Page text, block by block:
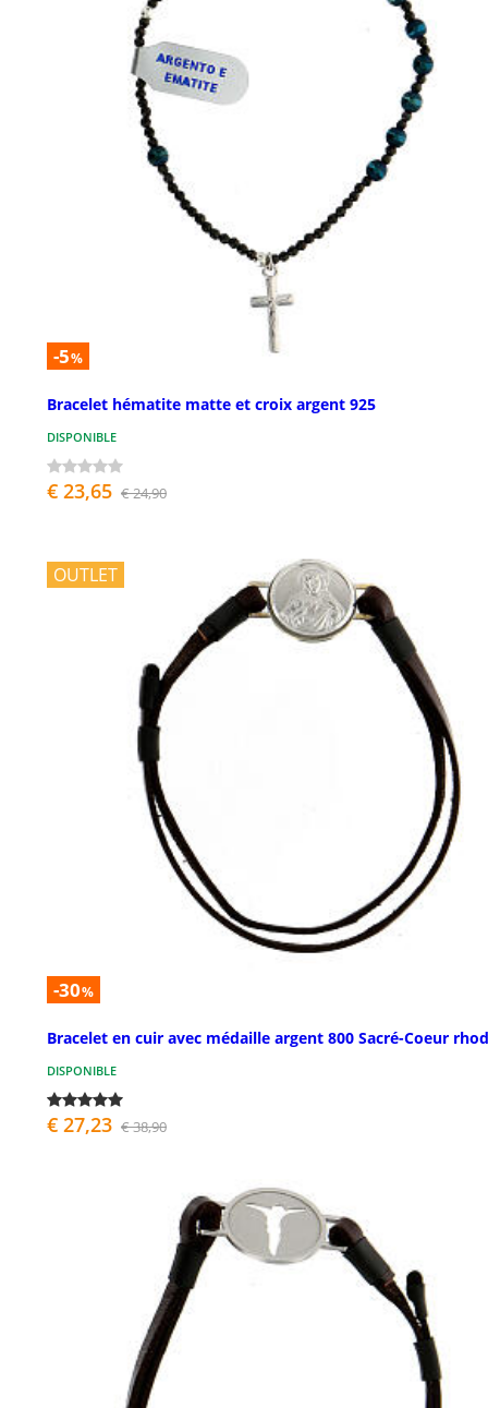
-5%
Bracelet hématite matte et croix argent 925
DISPONIBLE
€ 23,65 € 24,90
OUTLET
-30%
Bracelet en cuir avec médaille argent 800 Sacré-Coeur
DISPONIBLE
€ 27,23 € 38,90